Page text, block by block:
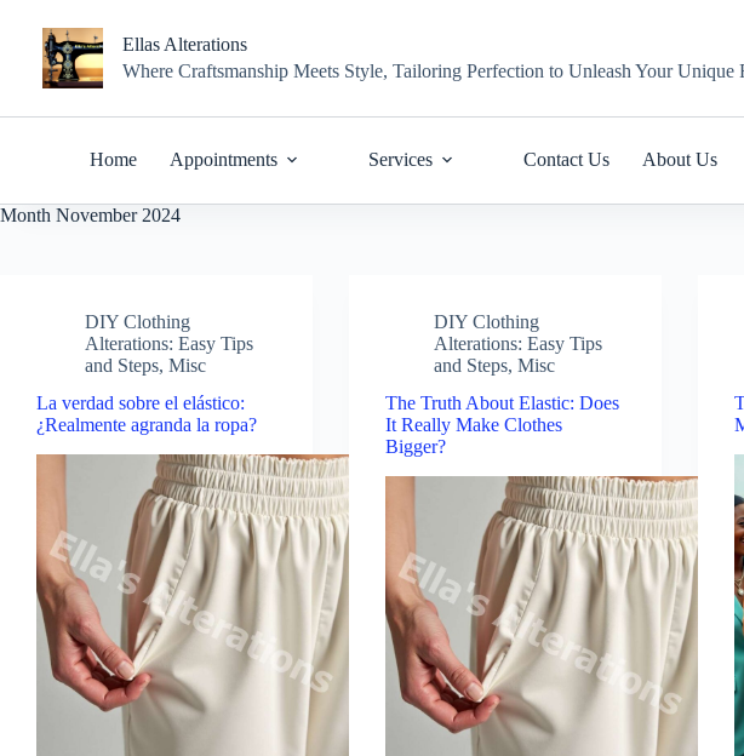
content
Ellas Alterations
Where Craftsmanship Meets Style, Tailoring Perfection to Unleash Your Unique
Home Appointments Services Contact Us About Us
Month November 2024
DIY Clothing
Alterations: Easy Tips
and Steps, Misc
La verdad sobre el elástico:
¿Realmente agranda la ropa?
DIY Clothing
Alterations: Easy Tips
and Steps,Misc
The Truth About Elastic: Does
It Really Make Clothes
Bigger?